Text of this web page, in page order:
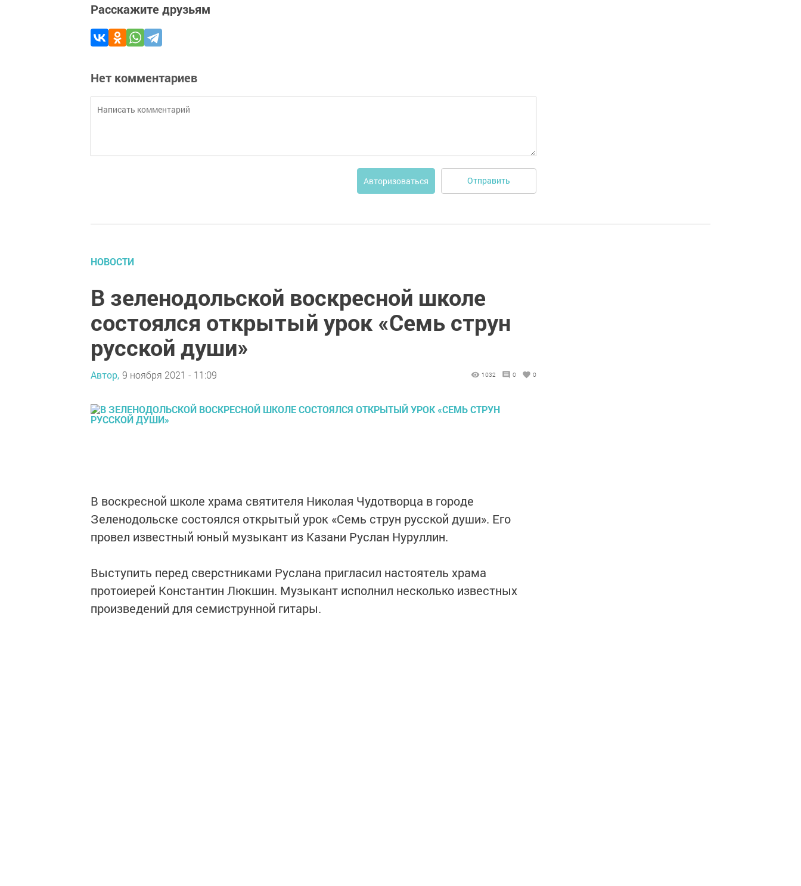
Расскажите друзьям
Нет комментариев
Авторизоваться Отправить
НОВОСТИ
В зеленодольской воскресной школе
состоялся открытый урок «Семь струн
русской души»
Автор, 9 ноября 2021 - 11:09 1032 0 0
В воскресной школе храма святителя Николая Чудотворца в городе
Зеленодольске состоялся открытый урок «Семь струн русской души». Его
провел известный юный музыкант из Казани Руслан Нуруллин.
Выступить перед сверстниками Руслана пригласил настоятель храма
протоиерей Константин Люкшин. Музыкант исполнил несколько известных
произведений для семиструнной гитары.